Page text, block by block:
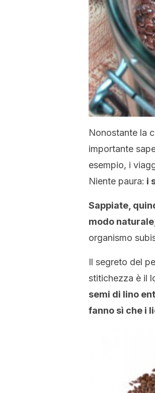
Nonostante la
importante
esempio, i
Niente paura: i
Sappiate,
modo naturale,
organismo
Il segreto del
stitichezza è il
semi di lino
fanno sì che i